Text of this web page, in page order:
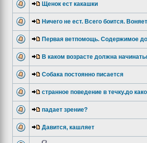
Щенок ест какашки
Ничего не ест. Всего боится.
Первая ветпомощь. Содержимое
В каком возрасте должна
Собака постоянно писается
странное поведение в течку.до
падает зрение?
Давится, кашляет